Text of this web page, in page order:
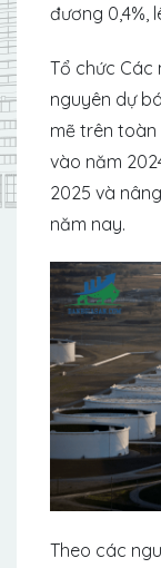
đương 0,4%,
Tổ chức Các
nguyên dự
mẽ trên
vào năm
2025 và
năm nay.
Theo các